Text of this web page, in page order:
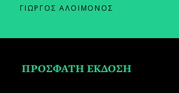
ΓΙΩΡΓΟΣ ΑΛΟΙΜΟΝΟΣ
ΠΡΟΣΦΑΤΗ ΕΚΔΟΣΗ